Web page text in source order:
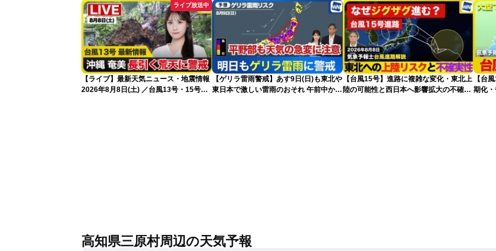
ライブ放送中
【ライブ】最新天気ニュース・地震情報
2026年8月8日(土) ／台風13号・15号
【ゲリラ雷雨警戒】あす9日(日)も東北や
東日本で激しい雷雨のおそれ 午前中から
【台風15号】進路に複雑な変化・東北上
陸の可能性と西日本へ影響拡大の不確実
【台
期化
波に
高知県三原村周辺の天気予報